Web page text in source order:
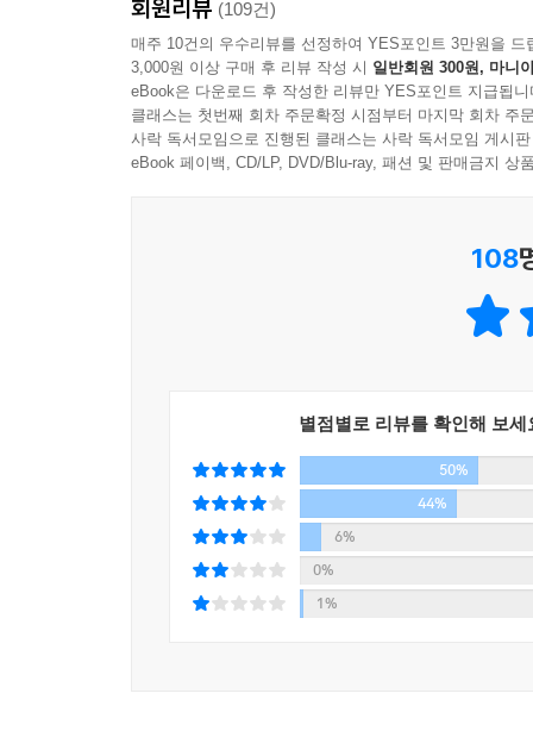
생각과 감정을 표현하려면 그에 필요한 기술을
토론하기, 안티 대응 등, 표현을 잘 할 수 있는 모
전수한다.
2. 〈나는 왜 쓰는가?〉
않습니다. 당연한 일이지요. 세상을 더 좋게 바꾸
분리하려고 하는지 저는 이해하지 못합니다. -본문
보면서 사실에 근거를 두고 진리와 진심을 담으
하지만 그 소망을 아주 버리지는 않을 겁니다.
정치적 목적과 예술적 성취, 둘 다를 이루고 싶
살았다고 해서 좋아하는 게 아닙니다. 그런 사
사람이니까요. -본문 중에서
회원리뷰 (109건)
매주 10건의 우수리뷰를 선정하여 YES포인트 3만원을 드
3,000원 이상 구매 후 리뷰 작성 시 일반회원 300원, 마니
eBook은 다운로드 후 작성한 리뷰만 YES포인트 지급됩니
클래스는 첫번째 회차 주문확정 시점부터 마지막 회차 주
사락 독서모임으로 진행된 클래스는 사락 독서모임 게시
eBook 페이백, CD/LP, DVD/Blu-ray, 패션 및 판매금지 상
108
별점별로 리뷰를 확인해 보세
50%
44%
6%
0%
1%